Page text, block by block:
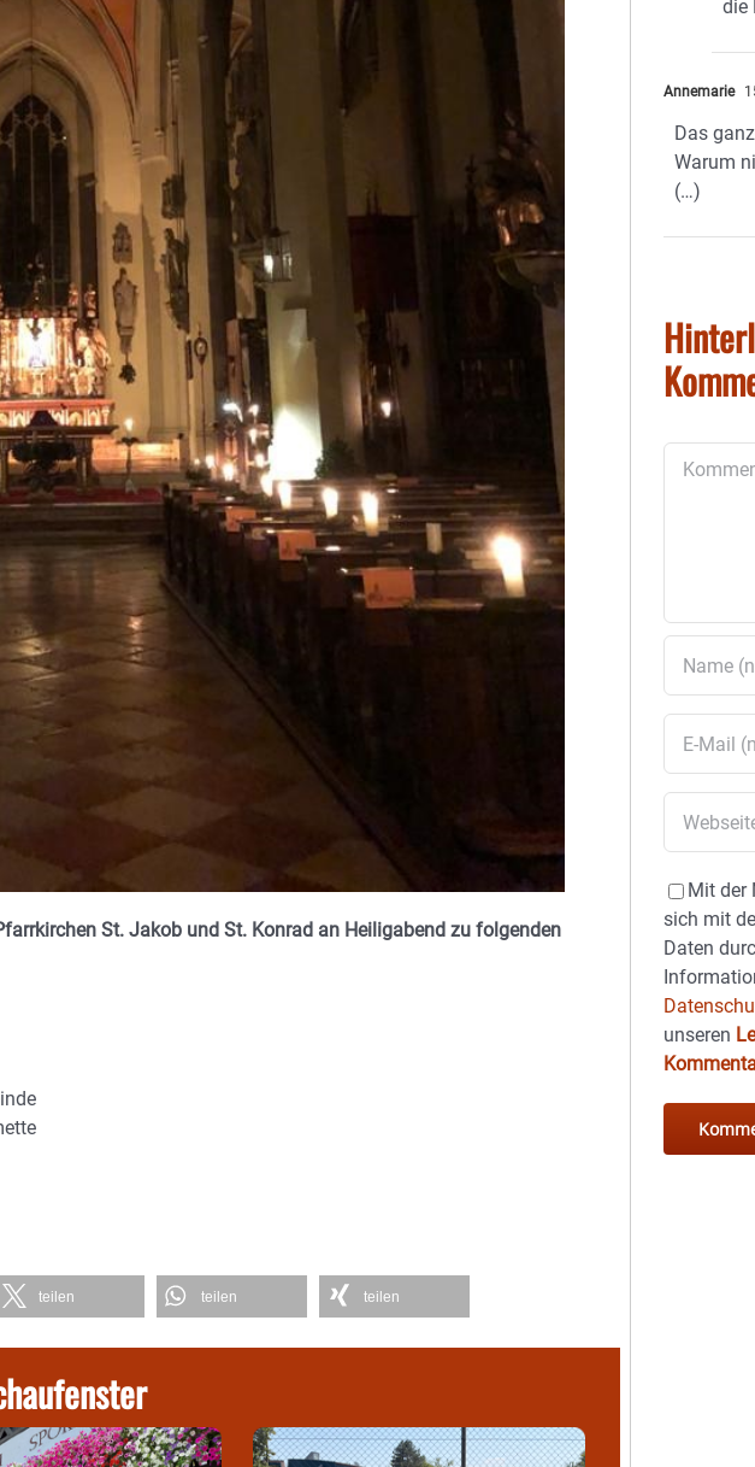
St. Jakob und St. Konrad an Heiligabend zu folgenden
teilen teilen teilen
die
Annemarie
Das
Warum
(…)
Mit der
sich mit
Daten
unseren